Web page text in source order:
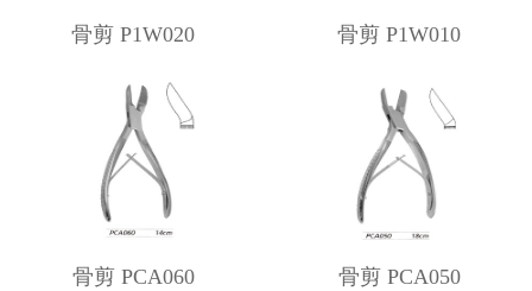
骨剪 P1W020 骨剪 P1W010
骨剪 PCA060 骨剪 PCA050